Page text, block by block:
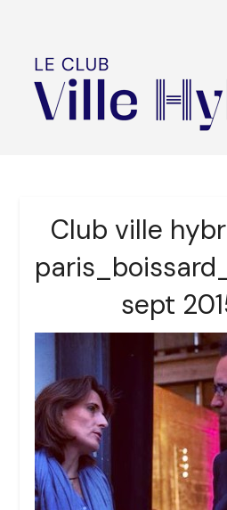
Club ville
sept